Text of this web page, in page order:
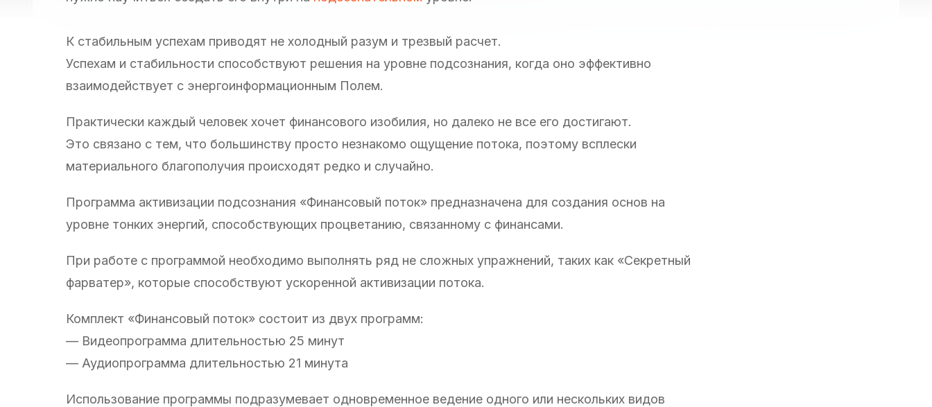
К стабильным успехам приводят не холодный разум и трезвый расчет.
Успехам и стабильности способствуют решения на уровне подсознания, когда оно эффективно
взаимодействует с энергоинформационным Полем.
Практически каждый человек хочет финансового изобилия, но далеко не все его достигают.
Это связано с тем, что большинству просто незнакомо ощущение потока, поэтому всплески
материального благополучия происходят редко и случайно.
Программа активизации подсознания «Финансовый поток» предназначена для создания основ на
уровне тонких энергий, способствующих процветанию, связанному с финансами.
При работе с программой необходимо выполнять ряд не сложных упражнений, таких как «Секретный
фарватер», которые способствуют ускоренной активизации потока.
Комплект «Финансовый поток» состоит из двух программ:
— Видеопрограмма длительностью 25 минут
— Аудиопрограмма длительностью 21 минута
Использование программы подразумевает одновременное ведение одного или нескольких видов